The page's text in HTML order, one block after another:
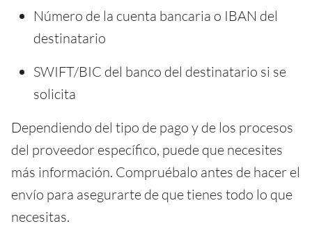
Número de la cuenta bancaria o IBAN del
destinatario
SWIFT/BIC del banco del destinatario si se
solicita
Dependiendo del tipo de pago y de los procesos
del proveedor específico, puede que necesites
más información. Compruébalo antes de hacer el
envío para asegurarte de que tienes todo lo que
necesitas.